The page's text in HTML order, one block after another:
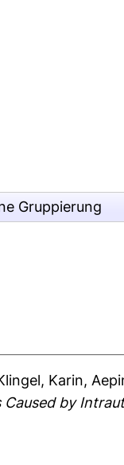
Gruppierung
Karin,
by